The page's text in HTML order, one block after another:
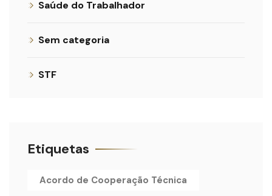
Saúde do Trabalhador
Sem categoria
STF
Etiquetas
Acordo de Cooperação Técnica